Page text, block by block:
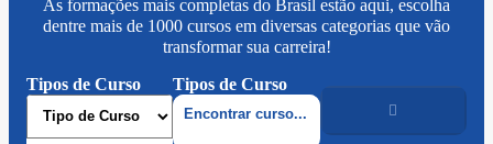
As formações mais completas do Brasil estão aqui, escolha
dentre mais de 1000 cursos em diversas categorias que vão
transformar sua carreira!
Tipos de Curso
Tipos de Curso